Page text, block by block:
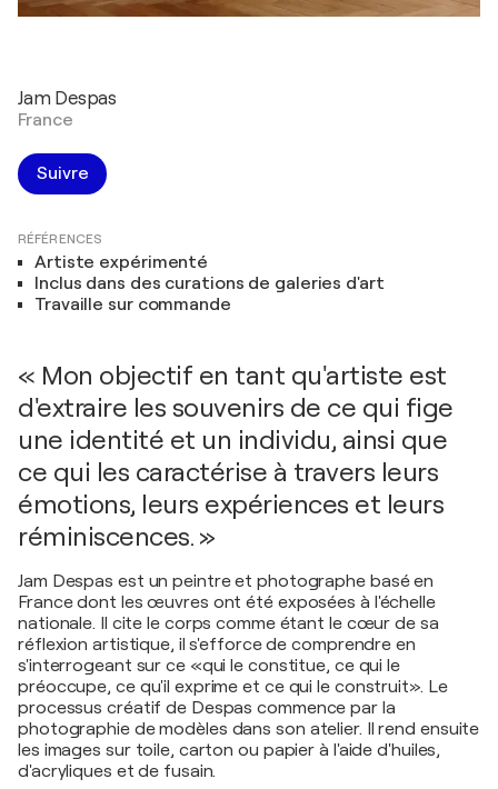
Jam Despas
France
Suivre
RÉFÉRENCES
Artiste expérimenté
Inclus dans des curations de galeries d'art
Travaille sur commande
« Mon objectif en tant qu'artiste est
d'extraire les souvenirs de ce qui fige
une identité et un individu, ainsi que
ce qui les caractérise à travers leurs
émotions, leurs expériences et leurs
réminiscences. »
Jam Despas est un peintre et photographe basé en
France dont les œuvres ont été exposées à l'échelle
nationale. Il cite le corps comme étant le cœur de sa
réflexion artistique, il s'efforce de comprendre en
s'interrogeant sur ce «qui le constitue, ce qui le
préoccupe, ce qu'il exprime et ce qui le construit». Le
processus créatif de Despas commence par la
photographie de modèles dans son atelier. Il rend ensuite
les images sur toile, carton ou papier à l'aide d'huiles,
d'acryliques et de fusain.